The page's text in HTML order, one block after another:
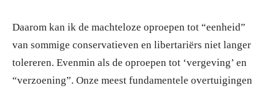
Daarom kan ik de machteloze oproepen tot “eenheid”
van sommige conservatieven en libertariërs niet langer
tolereren. Evenmin als de oproepen tot ‘vergeving’ en
“verzoening”. Onze meest fundamentele overtuigingen